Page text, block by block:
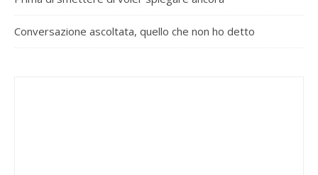
Conversazione ascoltata, quello che non ho detto